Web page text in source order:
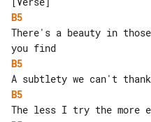
B5
There's a beauty in
B5
B5